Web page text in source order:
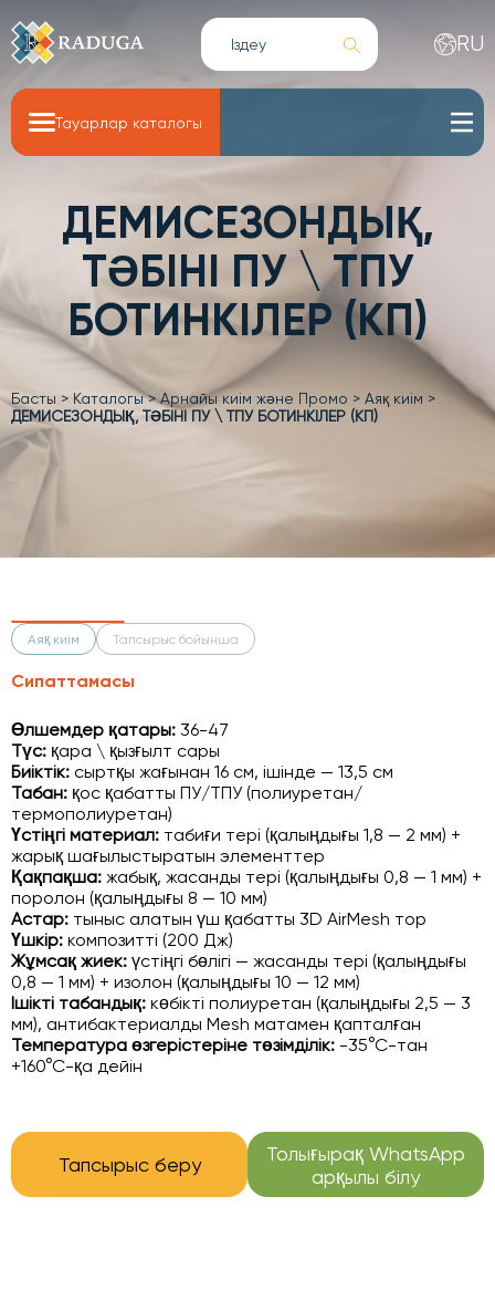
RU
Тауарлар каталогы
ДЕМИСЕЗОНДЫҚ,
ТӘБІНІ ПУ \ ТПУ
БОТИНКІЛЕР (КП)
Басты > Каталогы>Арнайы киім және Промо > Аяқ киім >
ДЕМИСЕЗОНДЫҚ, ТӘБІНІ ПУ \ ТПУ БОТИНКІЛЕР (КП)
Аяқ киім Тапсырыс бойынша
Сипаттамасы
Өлшемдер қатары: 36-47
Түс: қара \ қызғылт сары
Биіктік: сыртқы жағынан 16 см, ішінде — 13,5 см
Табан: қос қабатты ПУ/ТПУ (полиуретан/
термополиуретан)
Үстіңгі материал: табиғи тері (қалыңдығы 1,8 — 2 мм) +
жарық шағылыстыратын элементтер
Қақпақша: жабық, жасанды тері (қалыңдығы 0,8 — 1 мм) +
поролон (қалыңдығы 8 — 10 мм)
Астар: тыныс алатын үш қабатты 3D AirMesh тор
Үшкір: композитті (200 Дж)
Жұмсақ жиек: үстіңгі бөлігі — жасанды тері (қалыңдығы
0,8 — 1 мм) + изолон (қалыңдығы 10 — 12 мм)
Ішікті табандық: көбікті полиуретан (қалыңдығы 2,5 — 3
мм), антибактериалды Mesh матамен қапталған
Температура өзгерістеріне төзімділік: -35°С-тан
+160°С-қа дейін
Тапсырыс беру
Толығырақ WhatsApp
арқылы білу